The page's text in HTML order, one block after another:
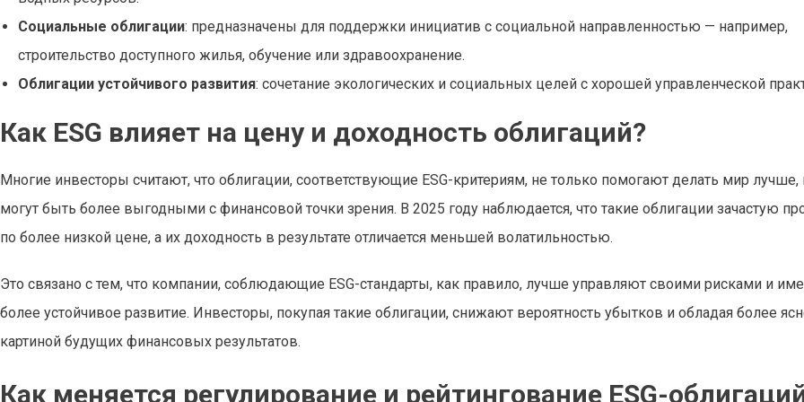
Социальные облигации: предназначены для поддержки инициатив с социальной направленностью — например,
строительство доступного жилья, обучение или здравоохранение.
Облигации устойчивого развития: сочетание экологических и социальных целей с хорошей управленческой
Как ESG влияет на цену и доходность облигаций?
Многие инвесторы считают, что облигации, соответствующие ESG-критериям, не только помогают делать мир лучше,
могут быть более выгодными с финансовой точки зрения. В 2025 году наблюдается, что такие облигации зачастую
по более низкой цене, а их доходность в результате отличается меньшей волатильностью.
Это связано с тем, что компании, соблюдающие ESG-стандарты, как правило, лучше управляют своими рисками и
более устойчивое развитие. Инвесторы, покупая такие облигации, снижают вероятность убытков и обладая более
картиной будущих финансовых результатов.
Как меняется регулирование и рейтингование ESG-